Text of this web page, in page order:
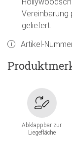
Vereinbarung
geliefert.
Artikel-
Abklappbar zur
Liegefläche